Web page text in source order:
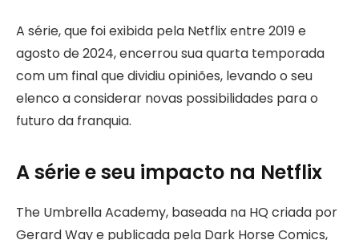
A série, que foi exibida pela Netflix entre 2019 e
agosto de 2024, encerrou sua quarta temporada
com um final que dividiu opiniões, levando o seu
elenco a considerar novas possibilidades para o
futuro da franquia.
A série e seu impacto na Netflix
The Umbrella Academy, baseada na HQ criada por
Gerard Way e publicada pela Dark Horse Comics,